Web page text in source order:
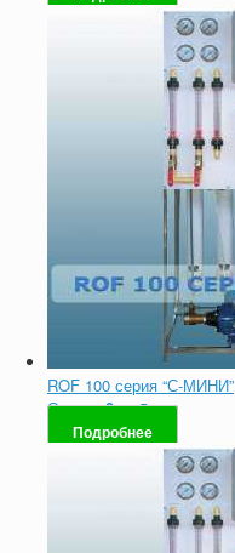
ROF 100 серия “С-МИНИ”
Оценка0из 5
Подробнее